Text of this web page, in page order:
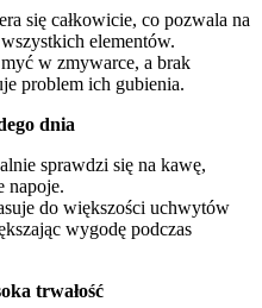
się całkowicie, co pozwala na
elementów.
w zmywarce, a brak
problem ich gubienia.
dnia
sprawdzi się na kawę,
napoje.
do większości uchwytów
wygodę podczas
trwałość